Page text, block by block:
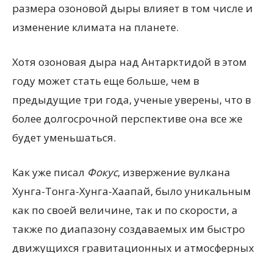
размера озоновой дыры влияет в том числе и
изменение климата на планете.
Хотя озоновая дыра над Антарктидой в этом
году может стать еще больше, чем в
предыдущие три года, ученые уверены, что в
более долгосрочной перспективе она все же
будет уменьшаться.
Как уже писал Фокус, извержение вулкана
Хунга-Тонга-Хунга-Хаапай, было уникальным
как по своей величине, так и по скорости, а
также по диапазону создаваемых им быстро
движущихся гравитационных и атмосферных